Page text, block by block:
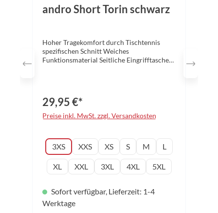
andro Short Torin schwarz
Hoher Tragekomfort durch Tischtennis
spezifischen Schnitt Weiches
Funktionsmaterial Seitliche Eingrifftaschen
29,95 €*
Preise inkl. MwSt. zzgl. Versandkosten
Konfektionsgrößeauswählen
3XS XXS XS S M L
XL XXL 3XL 4XL 5XL
Sofort verfügbar, Lieferzeit: 1-4
Werktage